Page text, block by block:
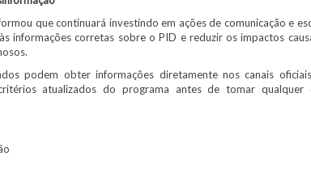
que continuará investindo em ações de comunicação e
informações corretas sobre o PID e reduzir os impactos
podem obter informações diretamente nos canais
atualizados do programa antes de tomar qualquer